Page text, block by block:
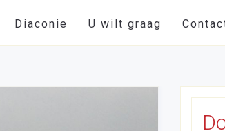
Diaconie U wilt graag